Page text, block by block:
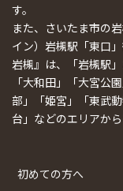
す。
また、さいたま市の
イン）岩槻駅「東口
岩槻』は、「岩槻駅
「大和田」「大宮公
部」「姫宮」「東武
台」などのエリアか
初めての方へ